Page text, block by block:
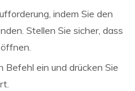
indem Sie den
Stellen Sie sicher, dass
Befehl ein und drücken Sie